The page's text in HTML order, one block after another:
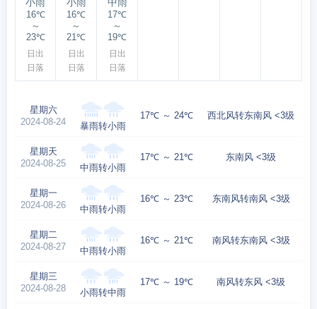
小雨
16℃
～
23℃
日出
日落
小雨
16℃
～
21℃
日出
日落
中雨
17℃
～
19℃
日出
日落
星期六
2024-08-24
暴雨转小雨
17℃ ～ 24℃ 西北风转东南风 <3级
星期天
2024-08-25
中雨转小雨
17℃ ～ 21℃ 东南风 <3级
星期一
2024-08-26
中雨转小雨
16℃ ～ 23℃ 东南风转南风 <3级
星期二
2024-08-27
中雨转小雨
16℃ ～ 21℃ 南风转东南风 <3级
星期三
2024-08-28
小雨转中雨
17℃ ～ 19℃ 南风转东风 <3级